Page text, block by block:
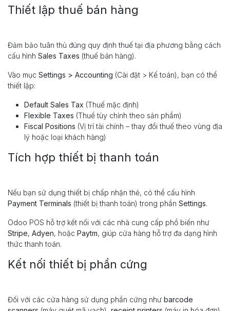
Logo công ty
Thiết lập thuế bán hàng
Đảm bảo tuân thủ đúng quy định thuế tại địa phương bằng cách
cấu hìnhSales Taxes(thuế bán hàng).
Vào mụcSettings > Accounting(Cài đặt > Kế toán), bạn có thể
thiết lập:
Default Sales Tax
Flexible Taxes(Thuế tùy chỉnh theo sản phẩm)
Tích hợp thiết bị thanh toán
Nếu bạn sử dụng thiết bị chấp nhận thẻ, có thể cấu hình
Payment Terminals
Odoo POS hỗ trợ kết nối với các nhà cung cấp phổ biến như